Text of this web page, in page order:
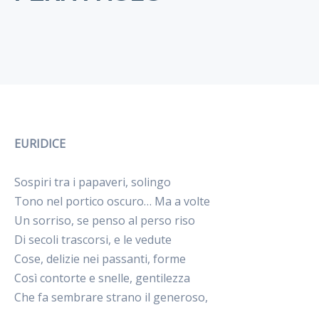
EURIDICE
Sospiri tra i papaveri, solingo
Tono nel portico oscuro… Ma a volte
Un sorriso, se penso al perso riso
Di secoli trascorsi, e le vedute
Cose, delizie nei passanti, forme
Così contorte e snelle, gentilezza
Che fa sembrare strano il generoso,